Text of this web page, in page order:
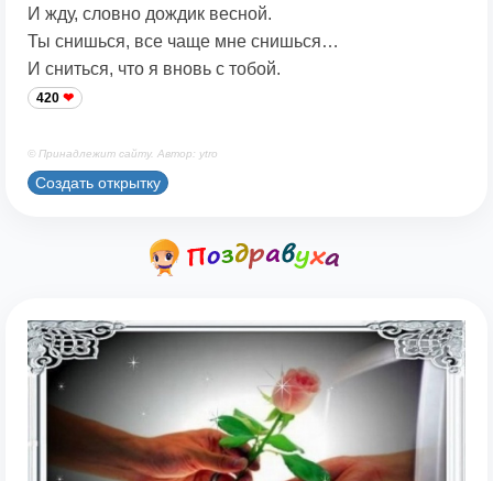
И жду, словно дождик весной.
Ты снишься, все чаще мне снишься…
И сниться, что я вновь с тобой.
420
© Принадлежит сайту. Автор: ytro
Создать открытку